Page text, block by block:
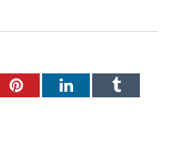
PinterestLinkedInTumblr